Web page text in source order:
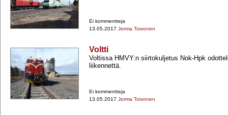
Ei kommentteja
13.05.2017 Jorma Toivonen
Voltti
Voltissa HMVY:n siirtokuljetus Nok-​Hpk
liikennettä.
Ei kommentteja
13.05.2017 Jorma Toivonen